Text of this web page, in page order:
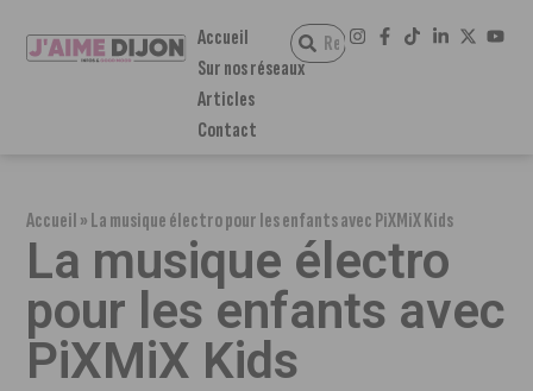
Accueil
Sur nos réseaux
Articles
Contact
Accueil»La musique électro pour les enfants avec PiXMiX Kids
La musique électro
pour les enfants avec
PiXMiX Kids